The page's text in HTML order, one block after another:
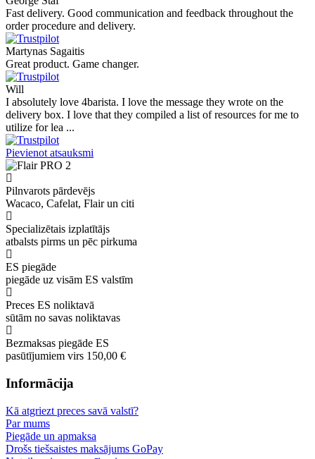
Fast delivery. Good communication and feedback throughout the
order procedure and delivery.
Martynas Sagaitis
Great product. Game changer.
Will
I absolutely love 4barista. I love the message they wrote on the
delivery box. I love that they compiled a list of resources for me to
utilize for lea ...
Pievienot atsauksmi
Pilnvarots pārdevējs
Wacaco, Cafelat, Flair un citi
Specializētais izplatītājs
atbalsts pirms un pēc pirkuma
ES piegāde
piegāde uz visām ES valstīm
Preces ES noliktavā
sūtām no savas noliktavas
Bezmaksas piegāde ES
pasūtījumiem virs 150,00 €
Informācija
Kā atgriezt preces savā valstī?
Par mums
Piegāde un apmaksa
Drošs tiešsaistes maksājums GoPay